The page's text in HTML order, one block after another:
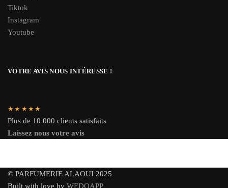
Tiktok
Instagram
Youtube
VOTRE AVIS NOUS INTÉRESSE !
★★★★★
Plus de 10 000 clients satisfaits
Laissez nous votre avis
© PARFUMERIE ALAOUI 2025
Built with love by WEDOAPP